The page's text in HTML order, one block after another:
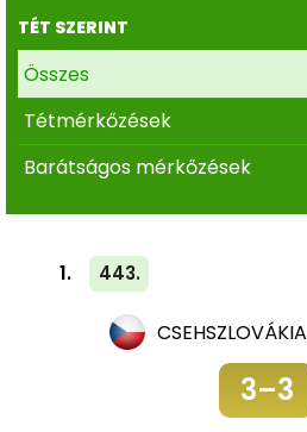
TÉT SZERINT
Összes
Tétmérkőzések
Barátságos mérkőzések
1. 443.
CSEHSZLOVÁKIA
3–3